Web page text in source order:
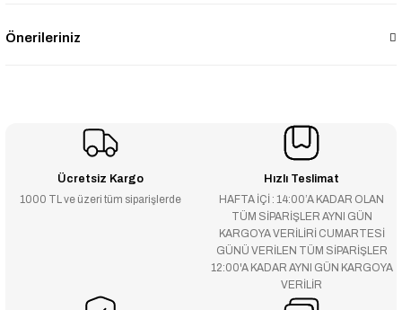
Önerileriniz
Ücretsiz Kargo
1000 TL ve üzeri tüm siparişlerde
Hızlı Teslimat
HAFTA İÇİ : 14:00’A KADAR OLAN
TÜM SİPARİŞLER AYNI GÜN
KARGOYA VERİLİRİ CUMARTESİ
GÜNÜ VERİLEN TÜM SİPARİŞLER
12:00'A KADAR AYNI GÜN KARGOYA
VERİLİR